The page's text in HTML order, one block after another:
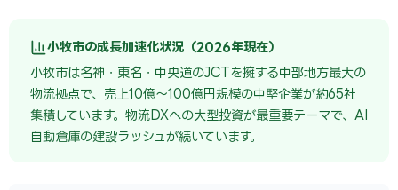
小牧市の成長加速化状況（2026年現在）
小牧市は名神・東名・中央道のJCTを擁する中部地方最大の
物流拠点で、売上10億〜100億円規模の中堅企業が約65社
集積しています。物流DXへの大型投資が最重要テーマで、AI
自動倉庫の建設ラッシュが続いています。